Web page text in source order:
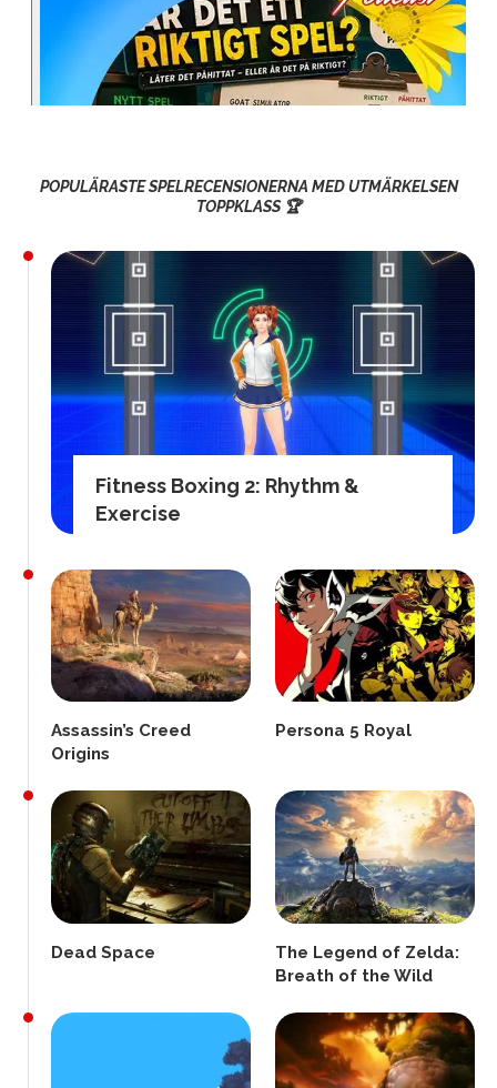
POPULÄRASTE SPELRECENSIONERNA MED UTMÄRKELSEN
TOPPKLASS 🏆
Fitness Boxing 2: Rhythm &
Exercise
Assassin’s Creed
Origins
Persona 5 Royal
Dead Space
The Legend of Zelda:
Breath of the Wild